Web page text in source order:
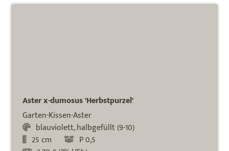
Aster x-dumosus 'Herbstpurzel'
Garten-Kissen-Aster
blauviolett, halbgefüllt (9-10)
25 cm
P 0,5